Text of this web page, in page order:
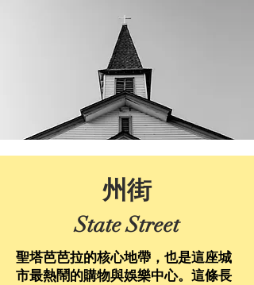
州街
State Street
聖塔芭芭拉的核心地帶，也是這座城
市最熱鬧的購物與娛樂中心。這條長